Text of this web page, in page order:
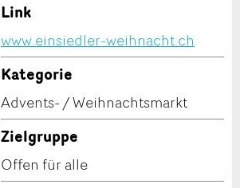
Link
www.einsiedler-weihnacht.ch
Kategorie
Advents- / Weihnachtsmarkt
Zielgruppe
Offen für alle